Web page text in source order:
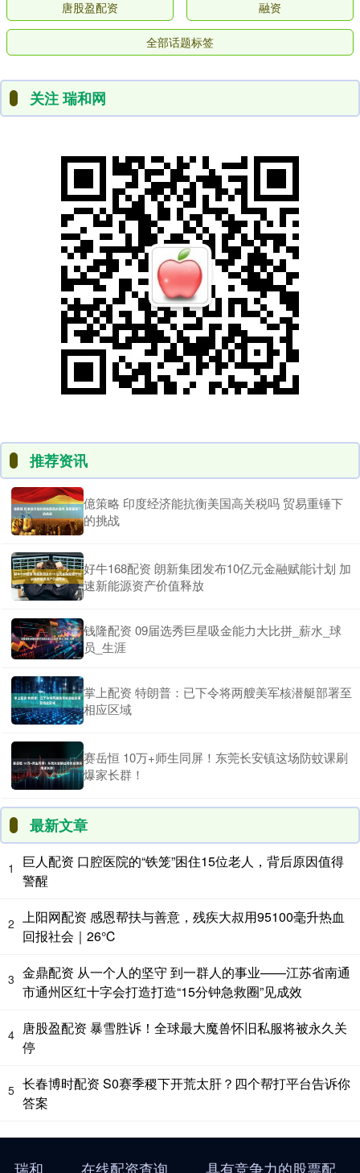
唐股盈配资 融资
全部话题标签
关注 瑞和网
推荐资讯
億策略 印度经济能抗衡美国高关税吗 贸易重锤下
的挑战
好牛168配资 朗新集团发布10亿元金融赋能计划 加
速新能源资产价值释放
钱隆配资 09届选秀巨星吸金能力大比拼_薪水_球
员_生涯
掌上配资 特朗普：已下令将两艘美军核潜艇部署至
相应区域
赛岳恒 10万+师生同屏！东莞长安镇这场防蚊课刷
爆家长群！
最新文章
1
巨人配资 口腔医院的“铁笼”困住15位老人，背后原因值得
警醒
2 上阳网配资 感恩帮扶与善意，残疾大叔用95100毫升热血
回报社会｜26℃
3 金鼎配资 从一个人的坚守 到一群人的事业——江苏省南通
市通州区红十字会打造打造“15分钟急救圈”见成效
4 唐股盈配资 暴雪胜诉！全球最大魔兽怀旧私服将被永久关
停
5 长春博时配资 S0赛季稷下开荒太肝？四个帮打平台告诉你
答案
瑞和 在线配资查询 具有竞争力的股票配